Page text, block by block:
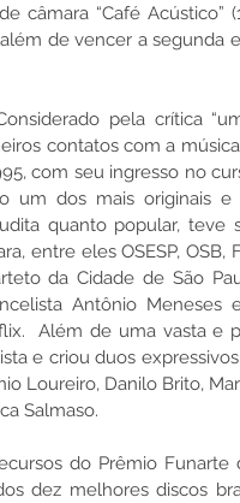
câmara “Café Acústico”
de vencer a segunda
pela crítica
contatos com a
com seu ingresso no
um dos mais originais
quanto popular, teve
entre eles OSESP, OSB,
da Cidade de São
Antônio Meneses
Além de uma vasta e
e criou duos
Loureiro, Danilo Brito,
Salmaso.
do Prêmio Funarte
dez melhores discos